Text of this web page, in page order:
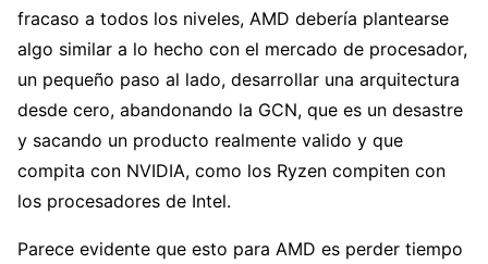
fracaso a todos los niveles, AMD debería plantearse
algo similar a lo hecho con el mercado de procesador,
un pequeño paso al lado, desarrollar una arquitectura
desde cero, abandonando la GCN, que es un desastre
y sacando un producto realmente valido y que
compita con NVIDIA, como los Ryzen compiten con
los procesadores de Intel.
Parece evidente que esto para AMD es perder tiempo